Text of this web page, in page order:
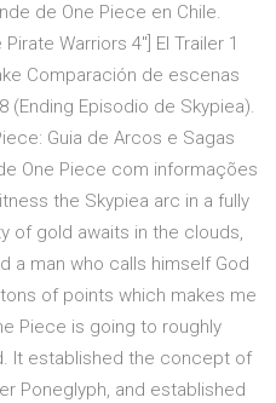
de One Piece en Chile.
Warriors 4"] El Trailer 1
Comparación de escenas
(Ending Episodio de Skypiea).
Guia de Arcos e Sagas
One Piece com informações
the Skypiea arc in a fully
of gold awaits in the clouds,
a man who calls himself God
of points which makes me
Piece is going to roughly
It established the concept of
Poneglyph, and established